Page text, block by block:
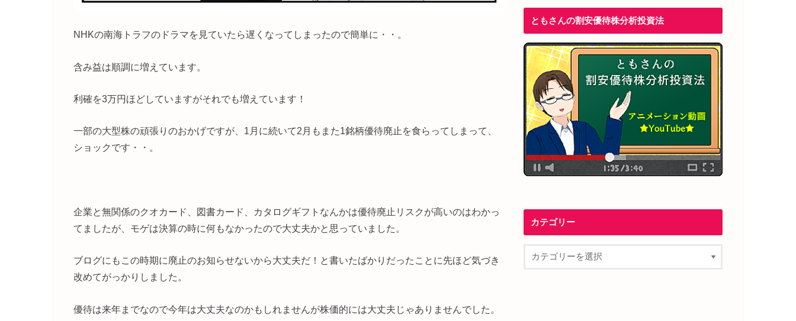
NHKの南海トラフのドラマを見ていたら遅くなってしまったので簡単に・・。
含み益は順調に増えています。
利確を3万円ほどしていますがそれでも増えています！
一部の大型株の頑張りのおかげですが、1月に続いて2月もまた1銘柄優待廃止を食らってしまって、
ショックです・・。
企業と無関係のクオカード、図書カード、カタログギフトなんかは優待廃止リスクが高いのはわかっ
てましたが、モゲは決算の時に何もなかったので大丈夫かと思っていました。
ブログにもこの時期に廃止のお知らせないから大丈夫だ！と書いたばかりだったことに先ほど気づき
改めてがっかりしました。
優待は来年までなので今年は大丈夫なのかもしれませんが株価的には大丈夫じゃありませんでした。
ともさんの割安優待株分析投資法
カテゴリー